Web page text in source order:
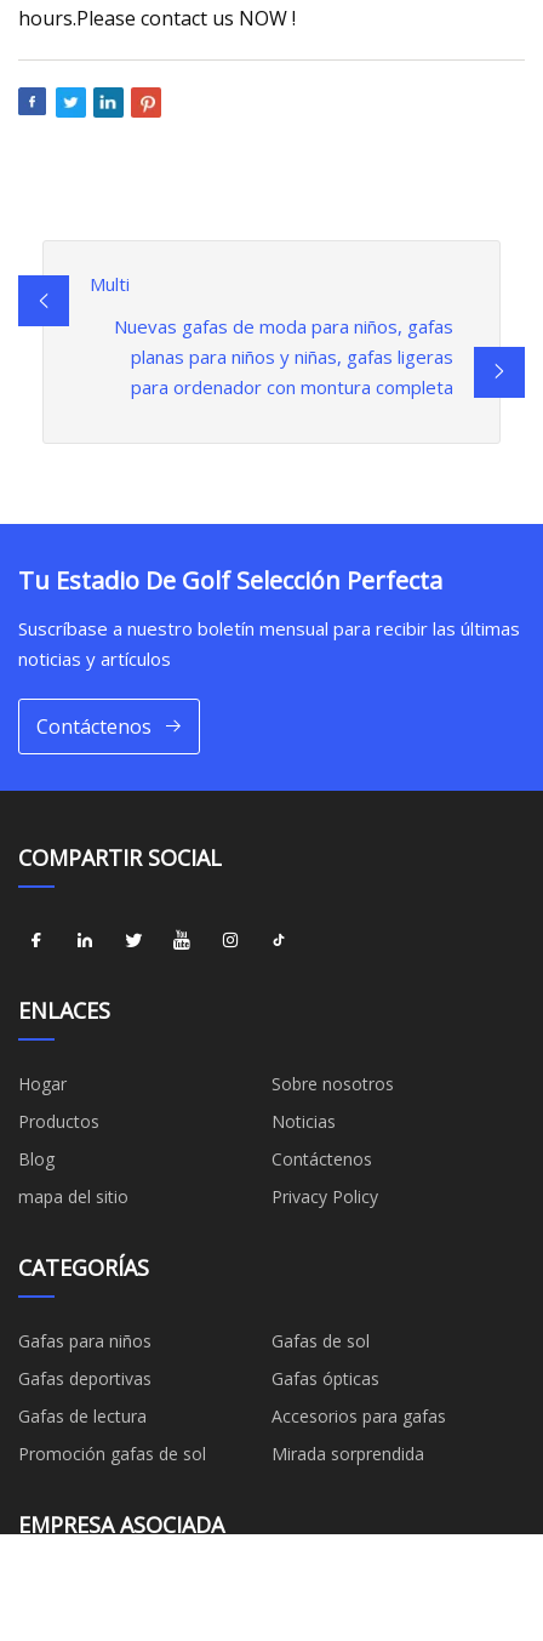
hours.Please contact us NOW !
Multi
Nuevas gafas de moda para niños, gafas
planas para niños y niñas, gafas ligeras
para ordenador con montura completa
Tu Estadio De Golf Selección Perfecta
Suscríbase a nuestro boletín mensual para recibir las últimas
noticias y artículos
Contáctenos
COMPARTIR SOCIAL
ENLACES
Hogar
Sobre nosotros
Productos
Noticias
Blog
Contáctenos
mapa del sitio
Privacy Policy
CATEGORÍAS
Gafas para niños
Gafas de sol
Gafas deportivas
Gafas ópticas
Gafas de lectura
Accesorios para gafas
Promoción gafas de sol
Mirada sorprendida
EMPRESA ASOCIADA